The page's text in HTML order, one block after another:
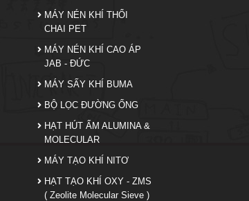
MÁY NÉN KHÍ THỔI
CHAI PET
MÁY NÉN KHÍ CAO ÁP
JAB - ĐỨC
MÁY SẤY KHÍ BUMA
BỘ LỌC ĐƯỜNG ỐNG
HẠT HÚT ẨM ALUMINA &
MOLECULAR
MÁY TẠO KHÍ NITƠ
HẠT TẠO KHÍ OXY - ZMS
( Zeolite Molecular Sieve )